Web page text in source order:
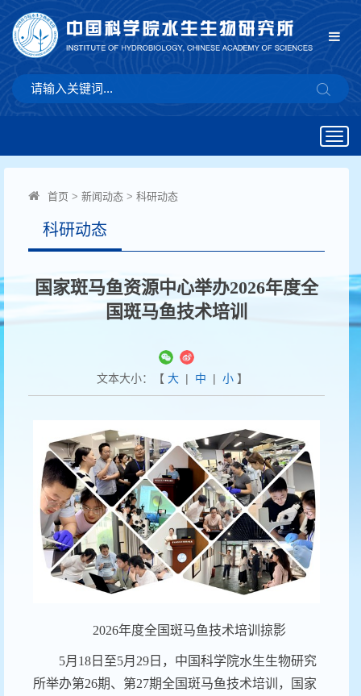
首页 > 新闻动态 > 科研动态
科研动态
国家斑马鱼资源中心举办2026年度全
国斑马鱼技术培训
文本大小：【 大| 中 | 小】
2026年度全国斑马鱼技术培训掠影
5月18日至5月29日， 中国科学院水生生物研究
所举办第26期、第27期全国斑马鱼技术培训 ，国家